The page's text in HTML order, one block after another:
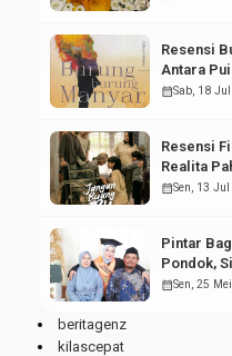
Resensi
Antara
calendar_monthSab, 18
Resensi
Realita
calendar_monthSen, 13
Pintar
Pondok,
calendar_monthSen, 25
beritagenz
kilascepat